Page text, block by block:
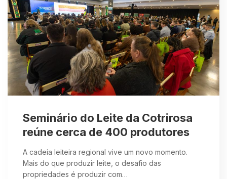
Seminário do Leite da Cotrirosa
reúne cerca de 400 produtores
A cadeia leiteira regional vive um novo momento.
Mais do que produzir leite, o desafio das
propriedades é produzir com…